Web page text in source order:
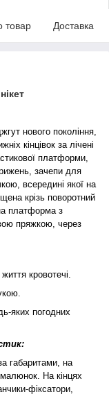
товар Доставка
нового покоління,
кінцівок за лічені
платформи,
зачепи для
всередині якої на
крізь поворотний
платформа з
пряжкою, через
кровотечі.
яких погодних
габаритами, на
На кінцях
фіксатори,